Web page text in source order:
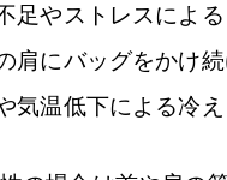
足やストレスによ
肩にバッグをかけ
気温低下による冷え